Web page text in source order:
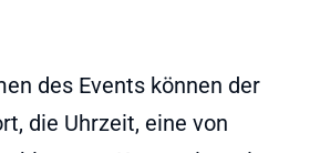
des Events können der
die Uhrzeit, eine von